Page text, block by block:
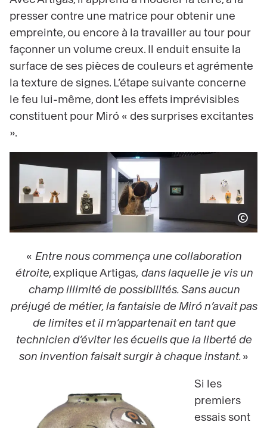
presser contre une matrice pour obtenir une
empreinte, ou encore à la travailler au tour pour
façonner un volume creux. Il enduit ensuite la
surface de ses pièces de couleurs et agrémente
la texture de signes. L’étape suivante concerne
le feu lui-même, dont les effets imprévisibles
constituent pour Miró « des surprises excitantes
».
Afficher le
« Entre nous commença une collaboration
étroite, explique Artigas, dans laquelle je vis un
champ illimité de possibilités. Sans aucun
préjugé de métier, la fantaisie de Miró n’avait pas
de limites et il m’appartenait en tant que
technicien d’éviter les écueils que la liberté de
son invention faisait surgir à chaque instant. »
Si les
premiers
essais sont